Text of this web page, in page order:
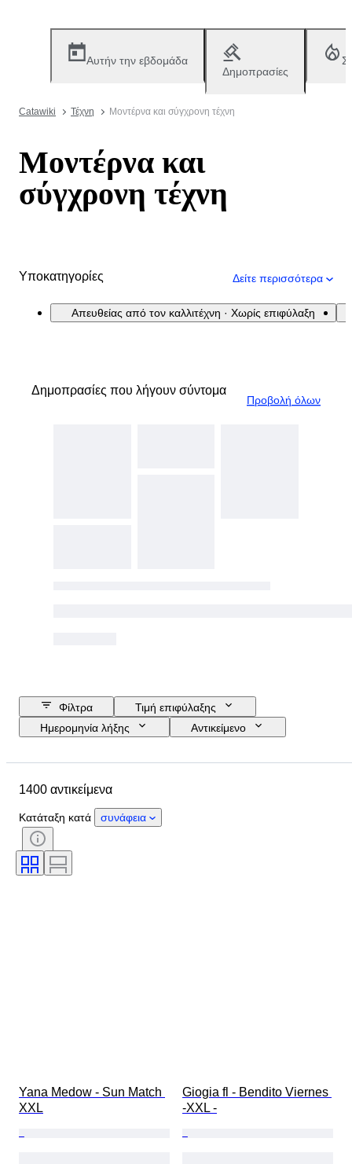
Αυτήν την εβδομάδα
Δημοπρασίες
Catawiki Τέχνη Μοντέρνα και σύγχρονη τέχνη
Μοντέρνα και
σύγχρονη τέχνη
Υποκατηγορίες Δείτε περισσότερα
Απευθείας από τον καλλιτέχνη · Χωρίς επιφύλαξη
Δημοπρασίες που λήγουν σύντομα
Προβολή όλων
Φίλτρα
Τιμή επιφύλαξης
Ημερομηνία λήξης
Αντικείμενο
Τοποθεσία
Χρώμα
Πωλείται από
1400 αντικείμενα
Κατάταξη κατά συνάφεια
Yana Medow - Sun Match
XXL
Giogia fl - Bendito Viernes
-XXL -